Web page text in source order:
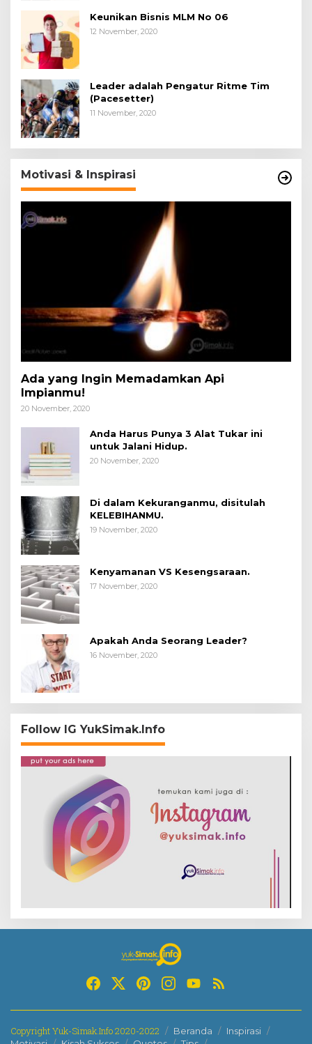
Keunikan Bisnis MLM No 06
12 November, 2020
Leader adalah Pengatur Ritme Tim
(Pacesetter)
11 November, 2020
Motivasi & Inspirasi
Ada yang Ingin Memadamkan Api
Impianmu!
20 November, 2020
Anda Harus Punya 3 Alat Tukar ini
untuk Jalani Hidup.
20 November, 2020
Di dalam Kekuranganmu, disitulah
KELEBIHANMU.
19 November, 2020
Kenyamanan VS Kesengsaraan.
17 November, 2020
Apakah Anda Seorang Leader?
16 November, 2020
Follow IG YukSimak.Info
Copyright Yuk-Simak.Info 2020-2022 Beranda
Inspirasi